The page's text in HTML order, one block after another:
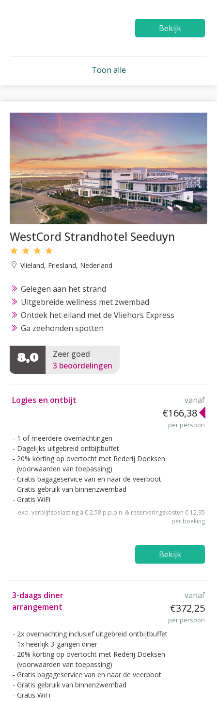
Bekijk
Toon alle
WestCord Strandhotel Seeduyn
Vlieland, Friesland, Nederland
Gelegen aan het strand
Uitgebreide wellness met zwembad
Ontdek het eiland met de Vliehors Express
Ga zeehonden spotten
8,0
Zeer goed
3 beoordelingen
Logies en ontbijt vanaf
€166,38
per persoon
1 of meerdere overnachtingen
Dagelijks uitgebreid ontbijtbuffet
20% korting op overtocht met Rederij Doeksen
(voorwaarden van toepassing)
Gratis bagageservice van en naar de veerboot
Gratis gebruik van binnenzwembad
Gratis WiFi
excl. verblijfsbelasting à € 2,58 p.p.p.n. & reserveringskosten € 12,95
per boeking
Bekijk
3-daags diner
arrangement
vanaf
€372,25
per persoon
2x overnachting inclusief uitgebreid ontbijtbuffet
1x heerlijk 3-gangen diner
20% korting op overtocht met Rederij Doeksen
(voorwaarden van toepassing)
Gratis bagageservice van en naar de veerboot
Gratis gebruik van binnenzwembad
Gratis WiFi